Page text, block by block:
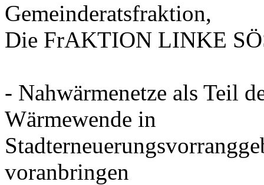
Gemeinderatsfraktion,
Die FrAKTION LINKE
- Nahwärmenetze als Teil
Wärmewende in
voranbringen